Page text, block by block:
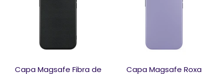
Capa Magsafe Fibra de
Capa Magsafe Roxa